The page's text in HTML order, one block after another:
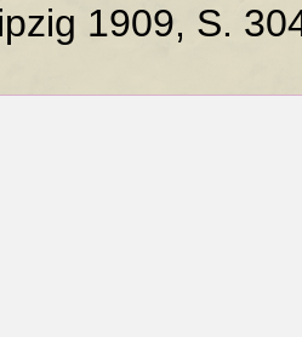
1909, S.